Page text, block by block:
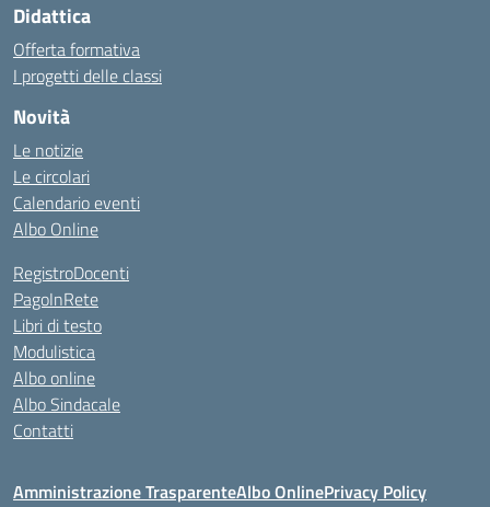
Didattica
Offerta formativa
I progetti delle classi
Novità
Le notizie
Le circolari
Calendario eventi
Albo Online
RegistroDocenti
PagoInRete
Libri di testo
Modulistica
Albo online
Albo Sindacale
Contatti
Amministrazione TrasparenteAlbo OnlinePrivacy Policy